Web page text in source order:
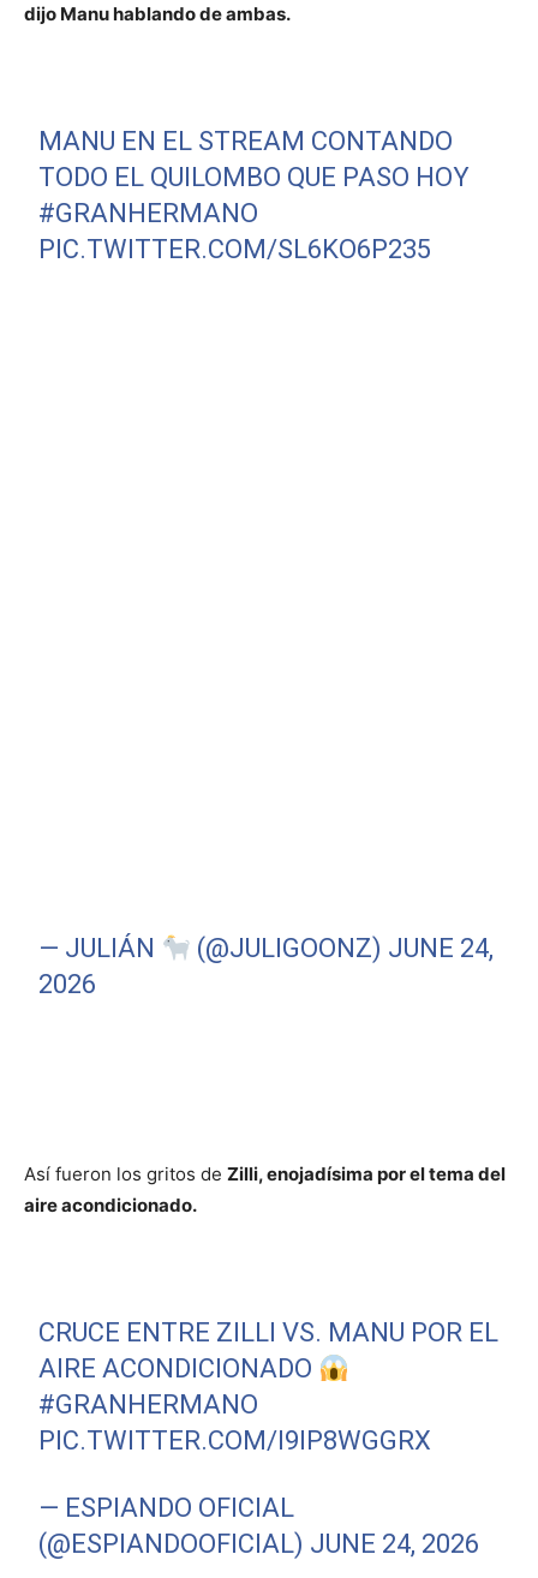
dijo Manu hablando de ambas.
MANU EN EL STREAM CONTANDO
TODO EL QUILOMBO QUE PASO HOY
#GRANHERMANO
PIC.TWITTER.COM/SL6KO6P235
— JULIÁN (@JULIGOONZ) JUNE 24,
2026
Así fueron los gritos de Zilli, enojadísima por el tema del
aire acondicionado.
CRUCE ENTRE ZILLI VS. MANU POR EL
AIRE ACONDICIONADO
#GRANHERMANO
PIC.TWITTER.COM/I9IP8WGGRX
— ESPIANDO OFICIAL
(@ESPIANDOOFICIAL) JUNE 24, 2026